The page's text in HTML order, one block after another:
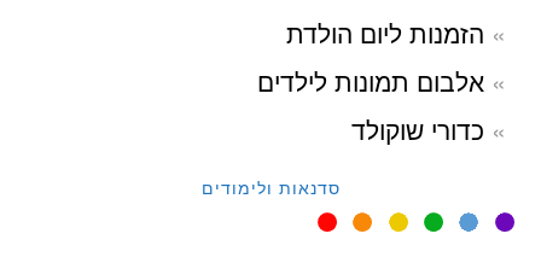
הזמנות ליום הולדת
אלבום תמונות לילדים
כדורי שוקולד
סדנאות ולימודים